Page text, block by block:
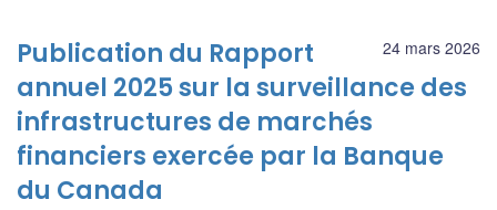
24 mars 2026
Publication du Rapport
annuel 2025 sur la surveillance des
infrastructures de marchés
financiers exercée par la Banque
du Canada